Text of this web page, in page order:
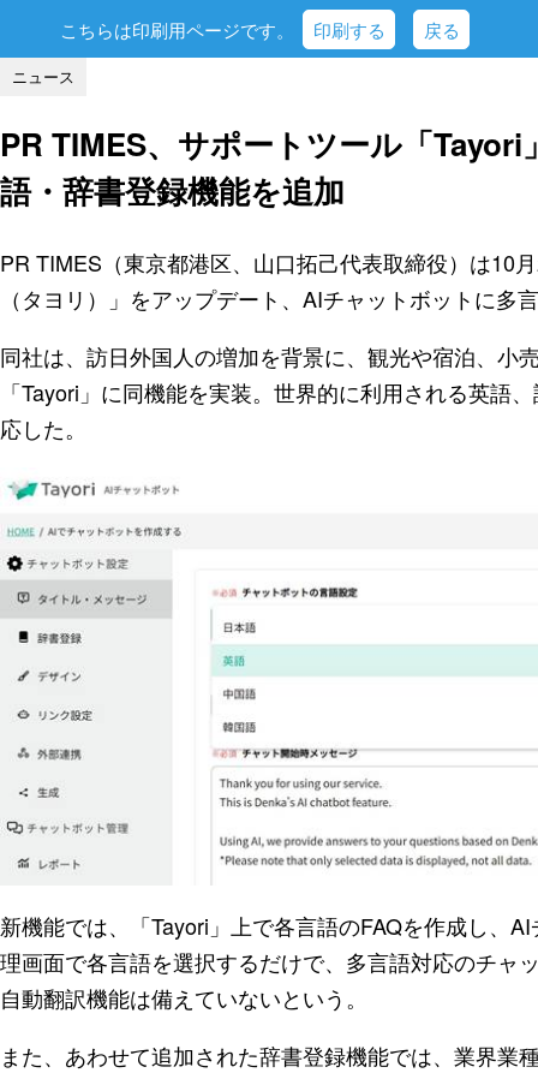
こちらは印刷用ページです。 印刷する 戻る
ニュース
PR TIMES、サポートツール「
語・辞書登録機能を追加
PR TIMES（東京都港区、山口拓己代表取締役）は10
（タヨリ）」をアップデート、AIチャットボットに多
同社は、訪日外国人の増加を背景に、観光や宿泊、小
「Tayori」に同機能を実装。世界的に利用される英語
応した。
新機能では、「Tayori」上で各言語のFAQを作成し、
理画面で各言語を選択するだけで、多言語対応のチャ
自動翻訳機能は備えていないという。
また、あわせて追加された辞書登録機能では、業界業